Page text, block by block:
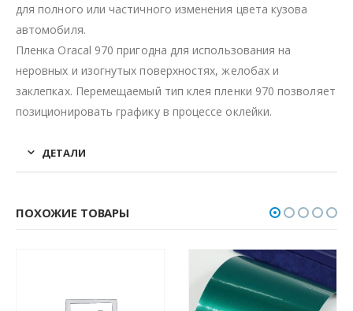
для полного или частичного изменения цвета кузова
автомобиля.
Пленка Oracal 970 пригодна для использования на
неровных и изогнутых поверхностях, желобах и
заклепках. Перемещаемый тип клея пленки 970 позволяет
позиционировать графику в процессе оклейки.
ДЕТАЛИ
ПОХОЖИЕ ТОВАРЫ